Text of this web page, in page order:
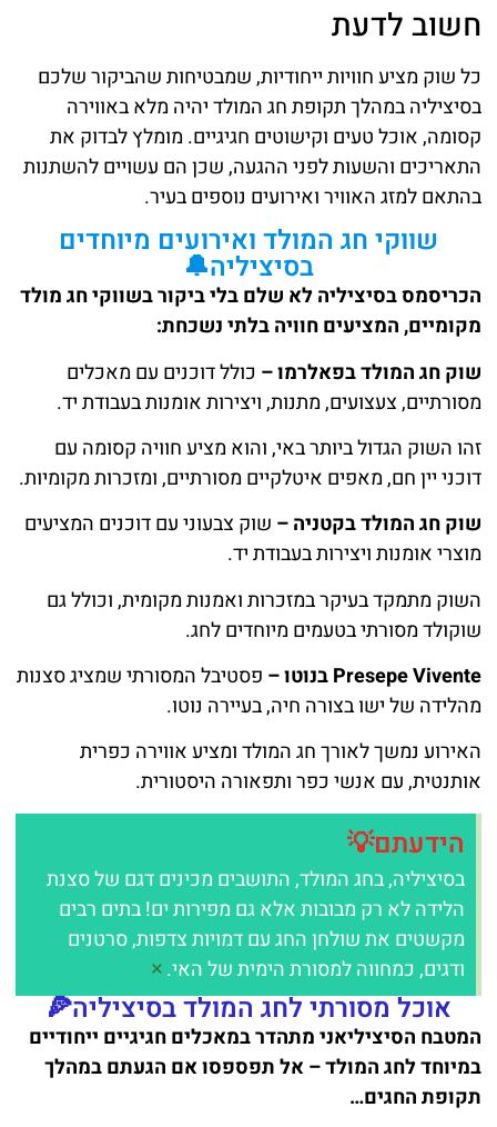
חשוב לדעת
כל שוק מציע חוויות ייחודיות, שמבטיחות שהביקור שלכם
בסיציליה במהלך תקופת חג המולד יהיה מלא באווירה
קסומה, אוכל טעים וקישוטים חגיגיים. מומלץ לבדוק את
התאריכים והשעות לפני ההגעה, שכן הם עשויים להשתנות
בהתאם למזג האוויר ואירועים נוספים בעיר.
שווקי חג המולד ואירועים מיוחדים
בסיציליה🔔
הכריסמס בסיציליה לא שלם בלי ביקור בשווקי חג מולד
מקומיים, המציעים חוויה בלתי נשכחת:
שוק חג המולד בפאלרמו – כולל דוכנים עם מאכלים
מסורתיים, צעצועים, מתנות, ויצירות אומנות בעבודת יד.
זהו השוק הגדול ביותר באי, והוא מציע חוויה קסומה עם
דוכני יין חם, מאפים איטלקיים מסורתיים, ומזכרות מקומיות.
שוק חג המולד בקטניה – שוק צבעוני עם דוכנים המציעים
מוצרי אומנות ויצירות בעבודת יד.
השוק מתמקד בעיקר במזכרות ואמנות מקומית, וכולל גם
שוקולד מסורתי בטעמים מיוחדים לחג.
Presepe Vivente בנוטו –
פסטיבל המסורתי שמציג סצנות
מהלידה של ישו בצורה חיה, בעיירה נוטו.
האירוע נמשך לאורך חג המולד ומציע אווירה כפרית
אותנטית, עם אנשי כפר ותפאורה היסטורית.
הידעתם💡
בסיציליה, בחג המולד, התושבים מכינים דגם של סצנת
הלידה לא רק מבובות אלא גם מפירות ים! בתים רבים
מקשטים את שולחן החג עם דמויות צדפות, סרטנים
ודגים, כמחווה למסורת הימית של האי.×
אוכל מסורתי לחג המולד בסיציליה🍕
המטבח הסיציליאני מתהדר במאכלים חגיגיים ייחודיים
במיוחד לחג המולד – אל תפספסו אם הגעתם במהלך
תקופת החגים…